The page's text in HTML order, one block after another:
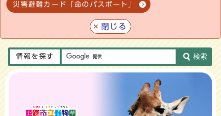
災害避難カード「命のパスポート」
閉じる
情報を探す 検索